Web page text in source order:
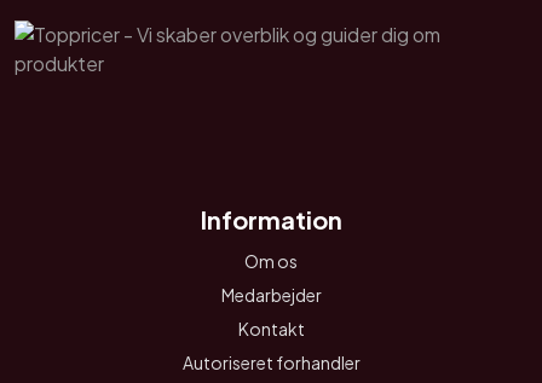
Information
Om os
Medarbejder
Kontakt
Autoriseret forhandler